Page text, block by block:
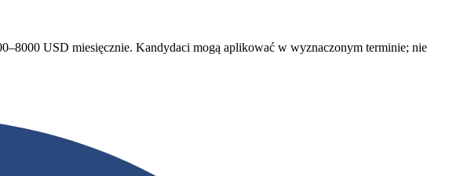
USD miesięcznie. Kandydaci mogą aplikować w wyznaczonym terminie; nie